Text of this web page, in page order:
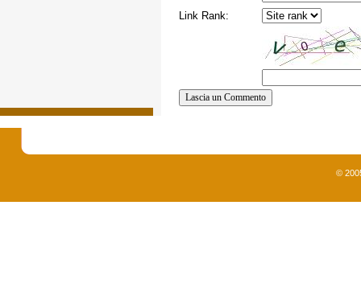
Link Rank:
©